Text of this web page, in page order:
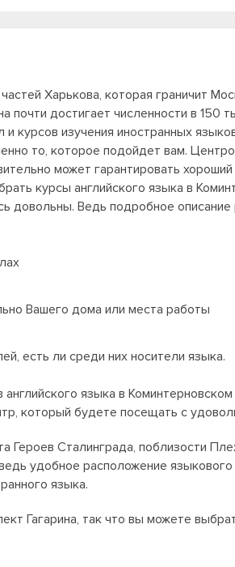
Харькова, которая граничит
достигает численности в 150
изучения иностранных
то, которое подойдет вам.
может гарантировать
курсы английского языка в
довольны. Ведь подробное описание
Вашего дома или места работы
есть ли среди них носители языка.
языка в
который будете посещать с
Героев Сталинграда, поблизости
удобное расположение
языка.
Гагарина, так что вы можете